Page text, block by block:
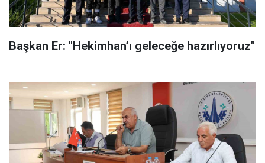
Başkan Er: "Hekimhan’ı geleceğe hazırlıyoruz"